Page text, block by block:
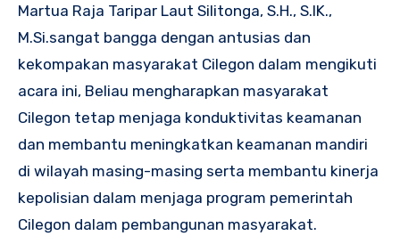
Martua Raja Taripar Laut Silitonga, S.H., S.IK.,
M.Si.sangat bangga dengan antusias dan
kekompakan masyarakat Cilegon dalam mengikuti
acara ini, Beliau mengharapkan masyarakat
Cilegon tetap menjaga konduktivitas keamanan
dan membantu meningkatkan keamanan mandiri
di wilayah masing-masing serta membantu kinerja
kepolisian dalam menjaga program pemerintah
Cilegon dalam pembangunan masyarakat.